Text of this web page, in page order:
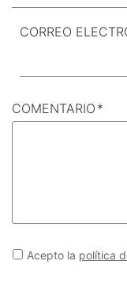
CORREO
COMENTARIO *
Acepto la política